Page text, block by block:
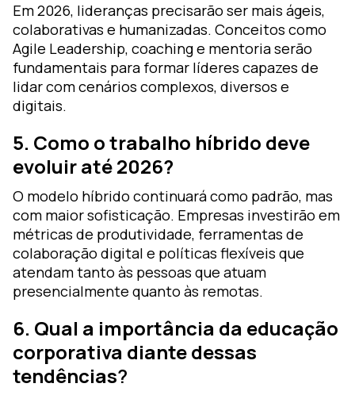
Em 2026, lideranças precisarão ser mais ágeis,
colaborativas e humanizadas. Conceitos como
Agile Leadership, coaching e mentoria serão
fundamentais para formar líderes capazes de
lidar com cenários complexos, diversos e
digitais.
5. Como o trabalho híbrido deve
evoluir até 2026?
O modelo híbrido continuará como padrão, mas
com maior sofisticação. Empresas investirão em
métricas de produtividade, ferramentas de
colaboração digital e políticas flexíveis que
atendam tanto às pessoas que atuam
presencialmente quanto às remotas.
6. Qual a importância da educação
corporativa diante dessas
tendências?